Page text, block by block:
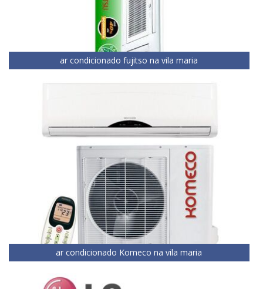
ar condicionado fujitso na vila maria
ar condicionado Komeco na vila maria